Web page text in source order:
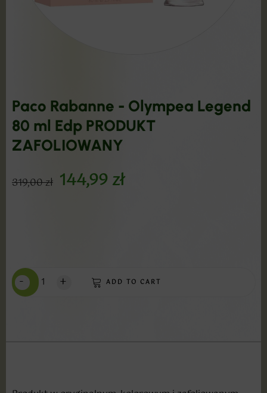
Paco Rabanne - Olympea Legend
80 ml Edp PRODUKT
ZAFOLIOWANY
319,00zł 144,99zł
- + ADD TO CART